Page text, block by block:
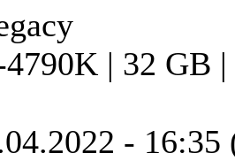
| 32 GB
- 16:35